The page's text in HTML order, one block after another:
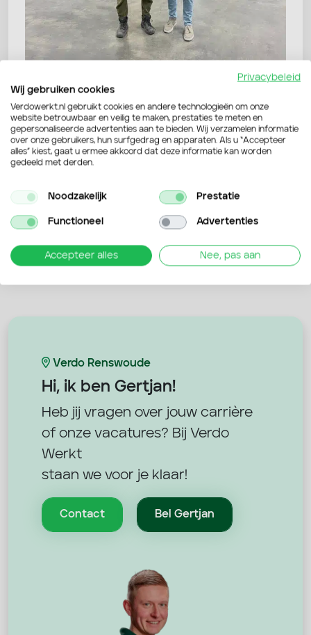
Verdo Renswoude
Hi, ik ben Gertjan!
Heb jij vragen over jouw carrière
of onze vacatures? Bij Verdo
Werkt
staan we voor je klaar!
Contact Bel Gertjan
Privacybeleid
Wij gebruiken cookies
Verdowerkt.nl gebruikt cookies en andere technologieën om onze
website betrouwbaar en veilig te maken, prestaties te meten en
gepersonaliseerde advertenties aan te bieden. Wij verzamelen informatie
over onze gebruikers, hun surfgedrag en apparaten. Als u “Accepteer
alles” kiest, gaat u ermee akkoord dat deze informatie kan worden
gedeeld met derden.
Noodzakelijk Prestatie
Functioneel Advertenties
Accepteer alles Nee, pas aan